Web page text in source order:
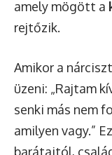
amely mögött a
rejtőzik.
Amikor a
üzeni: „Rajtam
senki más nem
amilyen vagy.”
barátaitól,